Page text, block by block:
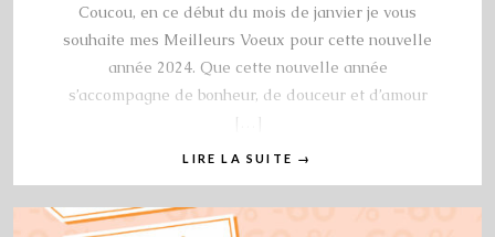
Coucou, en ce début du mois de janvier je vous
souhaite mes Meilleurs Voeux pour cette nouvelle
année 2024. Que cette nouvelle année
s’accompagne de bonheur, de douceur et d’amour
[…]
LIRE LA SUITE →